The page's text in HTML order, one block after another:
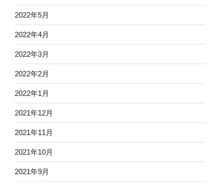
2022年5月
2022年4月
2022年3月
2022年2月
2022年1月
2021年12月
2021年11月
2021年10月
2021年9月